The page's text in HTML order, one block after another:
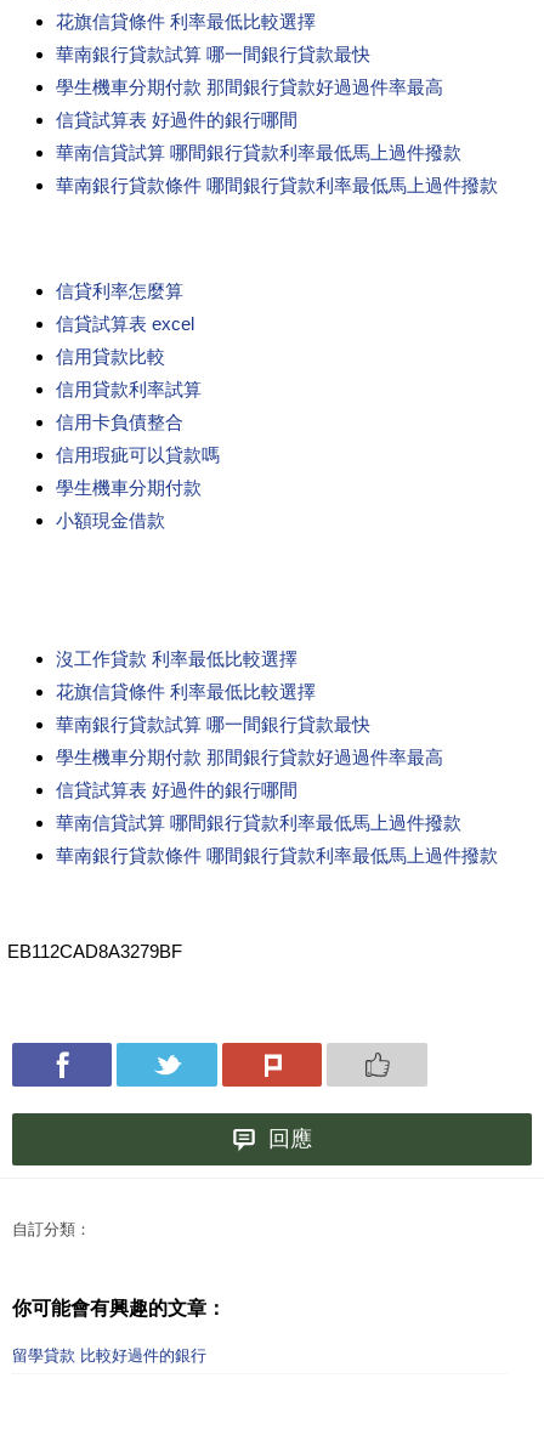
花旗信貸條件 利率最低比較選擇
華南銀行貸款試算 哪一間銀行貸款最快
學生機車分期付款 那間銀行貸款好過過件率最高
信貸試算表 好過件的銀行哪間
華南信貸試算 哪間銀行貸款利率最低馬上過件撥款
華南銀行貸款條件 哪間銀行貸款利率最低馬上過件撥款
信貸利率怎麼算
信貸試算表 excel
信用貸款比較
信用貸款利率試算
信用卡負債整合
信用瑕疵可以貸款嗎
學生機車分期付款
小額現金借款
沒工作貸款 利率最低比較選擇
花旗信貸條件 利率最低比較選擇
華南銀行貸款試算 哪一間銀行貸款最快
學生機車分期付款 那間銀行貸款好過過件率最高
信貸試算表 好過件的銀行哪間
華南信貸試算 哪間銀行貸款利率最低馬上過件撥款
華南銀行貸款條件 哪間銀行貸款利率最低馬上過件撥款
EB112CAD8A3279BF
回應
自訂分類：
你可能會有興趣的文章：
留學貸款 比較好過件的銀行